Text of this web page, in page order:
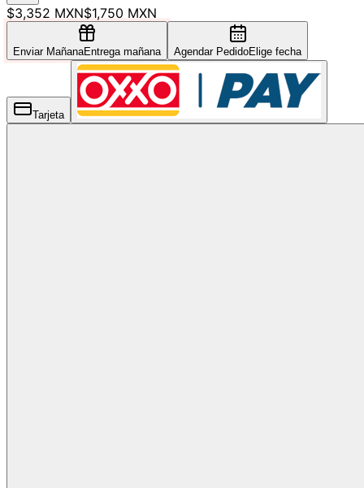
$3,352 MXN$1,750 MXN
Enviar MañanaEntrega mañana Agendar PedidoElige fecha
Tarjeta